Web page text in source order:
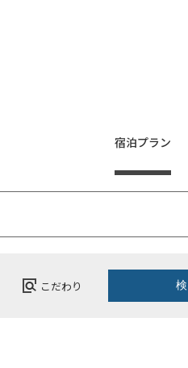
宿泊プラン
こだわり